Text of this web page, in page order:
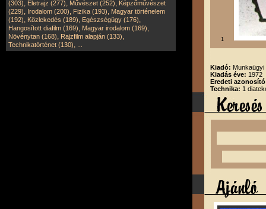
(303), Életrajz (277), Művészet (252), Képzőművészet
(229), Irodalom (200), Fizika (193), Magyar történelem
(192), Közlekedés (189), Egészségügy (176),
Hangosított diafilm (169), Magyar irodalom (169),
Növénytan (168), Rajzfilm alapján (133),
Technikatörténet (130),
1
Kiadó: Munkaügyi
Kiadás éve: 1972
Eredeti
Technika: 1